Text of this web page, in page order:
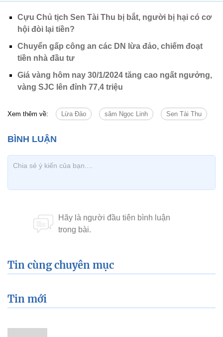
Cựu Chủ tịch Sen Tài Thu bị bắt, người bị hại có cơ
hội đòi lại tiền?
Chuyển gấp công an các DN lừa đảo, chiếm đoạt
tiền nhà đầu tư
Giá vàng hôm nay 30/1/2024 tăng cao ngất ngưởng,
vàng SJC lên đỉnh 77,4 triệu
Xem thêm về: Lừa Đảo sâm Ngọc Linh Sen Tài Thu
Tin cùng chuyên mục
Tin mới